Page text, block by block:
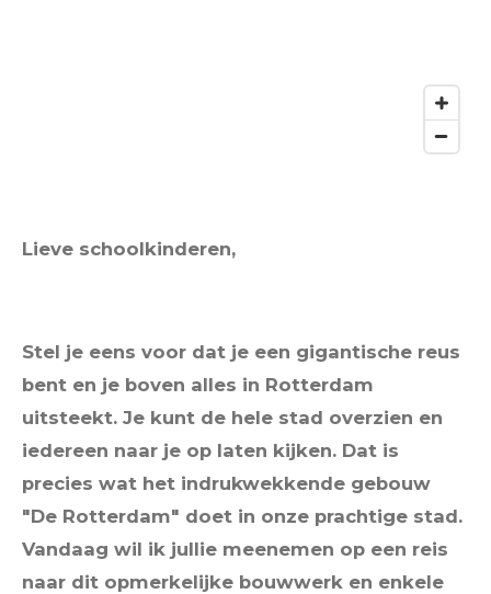
Lieve schoolkinderen,
Stel je eens voor dat je een gigantische reus
bent en je boven alles in Rotterdam
uitsteekt. Je kunt de hele stad overzien en
iedereen naar je op laten kijken. Dat is
precies wat het indrukwekkende gebouw
"De Rotterdam" doet in onze prachtige stad.
Vandaag wil ik jullie meenemen op een reis
naar dit opmerkelijke bouwwerk en enkele